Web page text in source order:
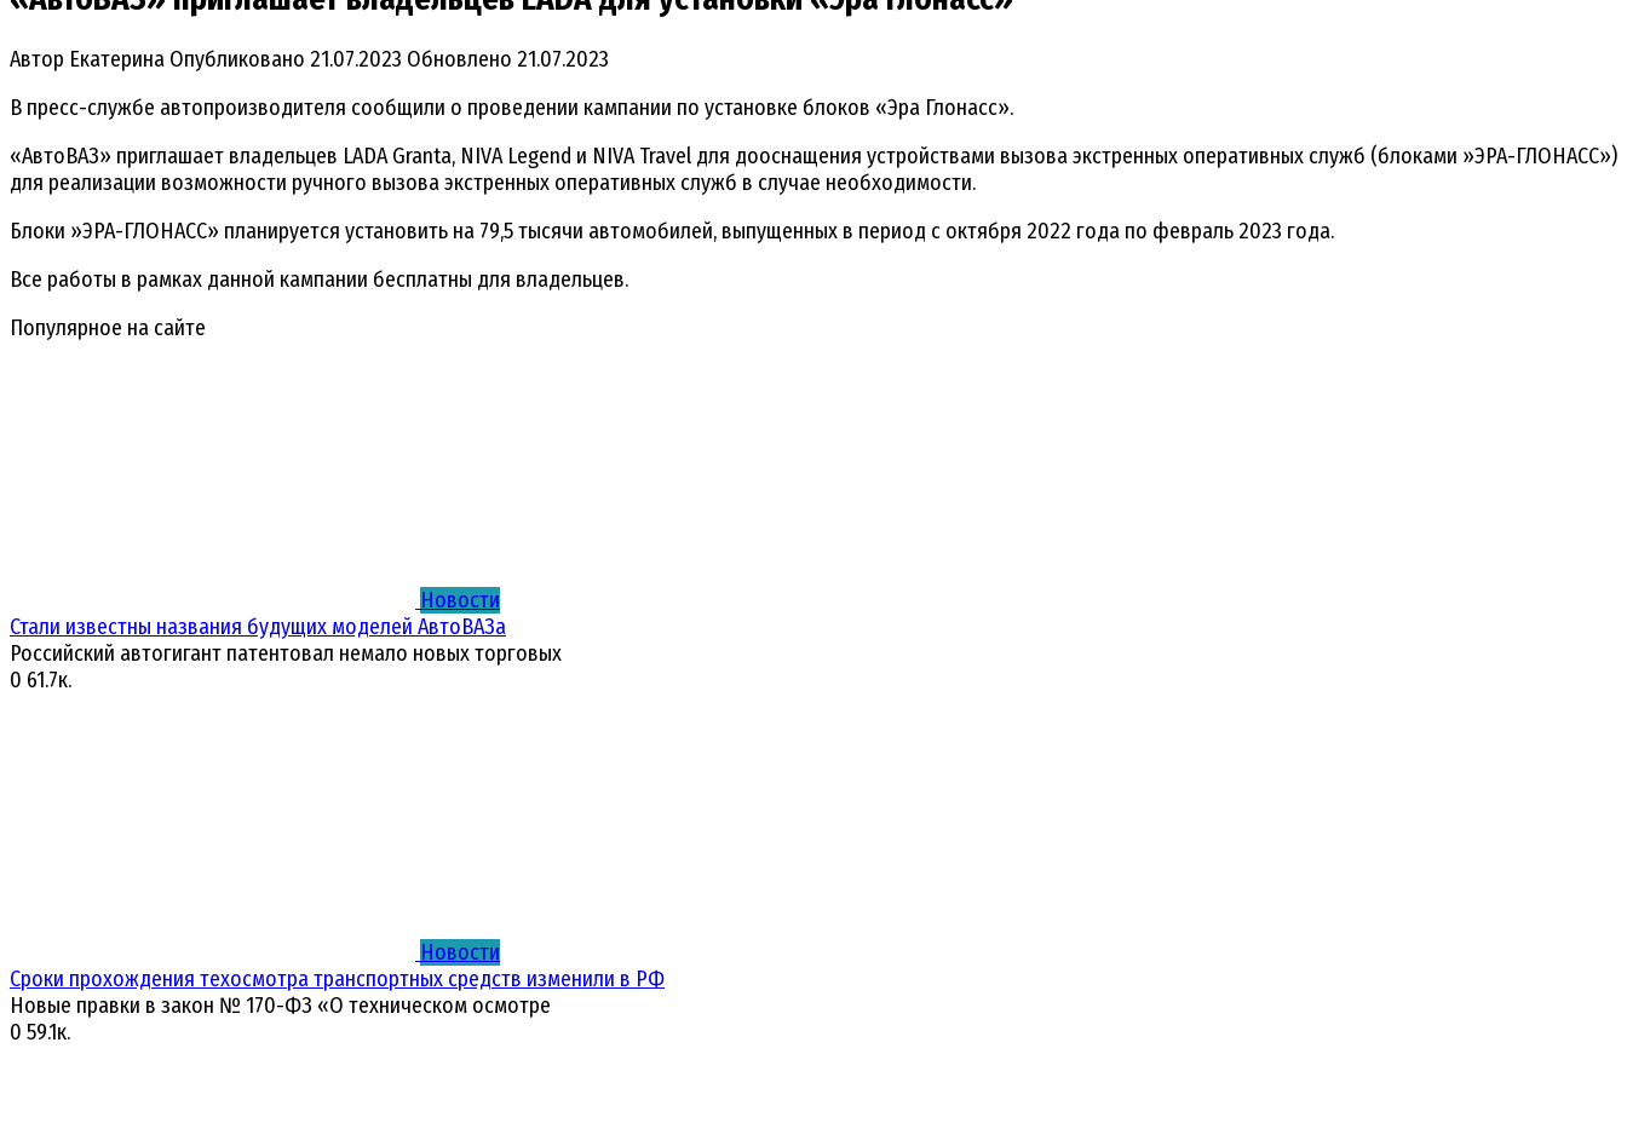
Автор Екатерина Опубликовано 21.07.2023 Обновлено 21.07.2023
В пресс-службе автопроизводителя сообщили о проведении кампании по установке блоков «Эра Глонасс».
«АвтоВАЗ» приглашает владельцев LADA Granta, NIVA Legend и NIVA Travel для дооснащения устройствами вызова экстренных оперативных служб (блоками »ЭРА-ГЛОНАСС»)
для реализации возможности ручного вызова экстренных оперативных служб в случае необходимости.
Блоки »ЭРА-ГЛОНАСС» планируется установить на 79,5 тысячи автомобилей, выпущенных в период с октября 2022 года по февраль 2023 года.
Все работы в рамках данной кампании бесплатны для владельцев.
Популярное на сайте
Новости
Стали известны названия будущих моделей АвтоВАЗа
Российский автогигант патентовал немало новых торговых
0 61.7к.
Новости
Сроки прохождения техосмотра транспортных средств изменили в РФ
Новые правки в закон № 170-ФЗ «О техническом осмотре
0 59.1к.